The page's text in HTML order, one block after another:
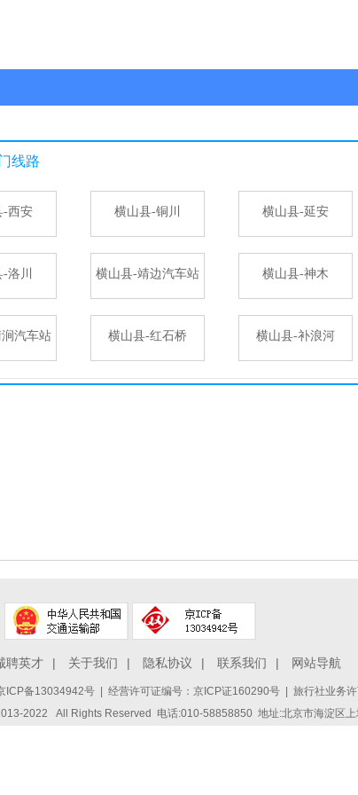
线路
-西安 横山县-铜川 横山县-延安
洛川 横山县-靖边汽车站 横山县-神木
汽车站 横山县-红石桥 横山县-补浪河
聘英才 | 关于我们 | 隐私协议 | 联系我们 | 网站导航
ICP备13034942号| 经营许可证编号：京ICP证160290号 | 旅行社业务许
2022 All Rights Reserved 电话:010-58858850 地址:北京市海淀区上